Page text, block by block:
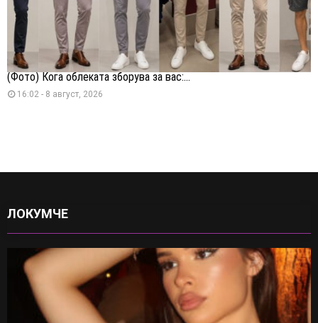
(Фото) Кога облеката зборува за вас:...
16:02 - 8 август, 2026
ЛОКУМЧЕ